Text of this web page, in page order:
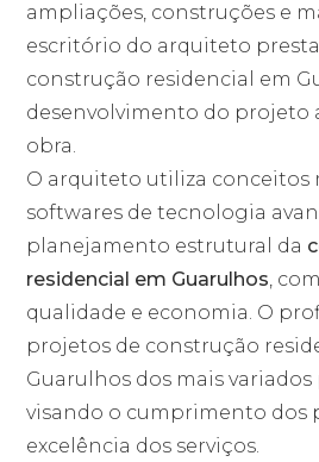
ampliações, construções e
escritório do arquiteto
construção residencial em
desenvolvimento do projeto
obra.
O arquiteto utiliza conceitos
softwares de tecnologia
planejamento estrutural da
residencial em Guarulhos,
qualidade e economia. O
projetos de construção
Guarulhos dos mais
visando o cumprimento dos
excelência dos serviços.